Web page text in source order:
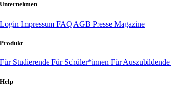
Unternehmen
Login Impressum FAQ AGB Presse Magazine
Produkt
Für Studierende Für Schüler*innen Für Auszubildende
Help